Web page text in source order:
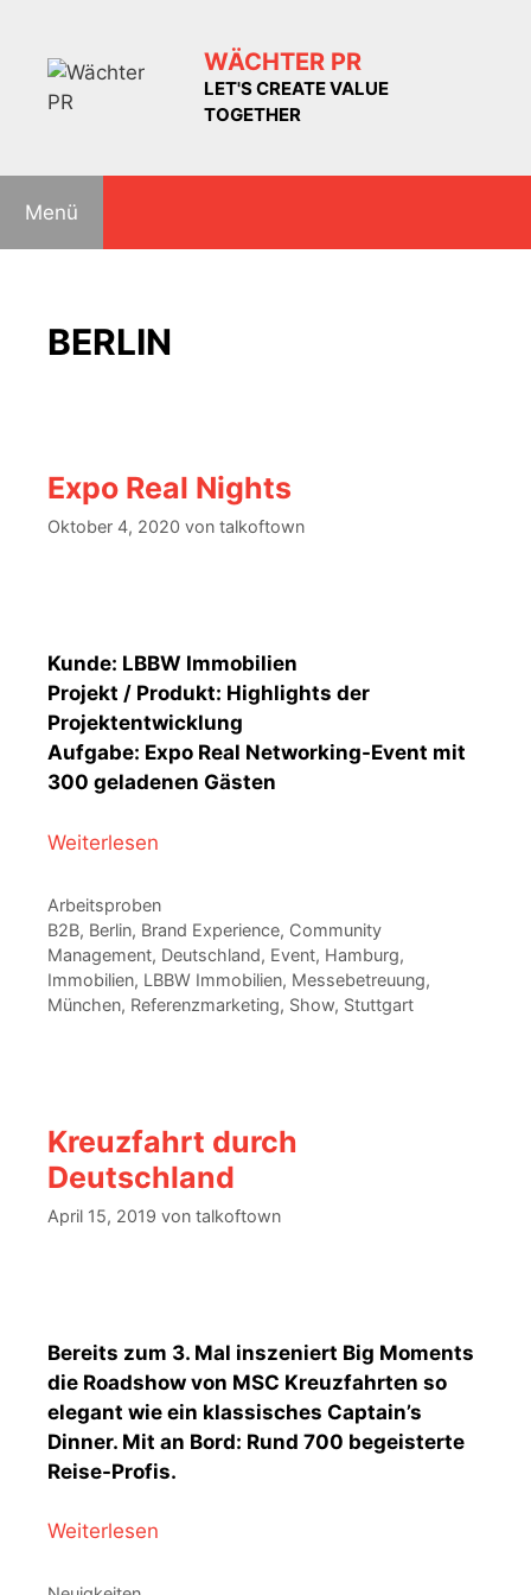
springen
WÄCHTER PR
LET'S CREATE VALUE
TOGETHER
Menü
BERLIN
Expo Real Nights
Oktober 4, 2020 von talkoftown
Kunde: LBBW Immobilien
Projekt / Produkt: Highlights der
Projektentwicklung
Aufgabe: Expo Real Networking-Event mit
300 geladenen Gästen
Weiterlesen
Kategorien
Arbeitsproben
Schlagwörter
B2B, Berlin, Brand Experience, Community
Management, Deutschland, Event, Hamburg,
Immobilien, LBBW Immobilien, Messebetreuung,
München, Referenzmarketing, Show, Stuttgart
Kreuzfahrt durch
Deutschland
April 15, 2019 von talkoftown
Bereits zum 3. Mal inszeniert Big Moments
die Roadshow von MSC Kreuzfahrten so
elegant wie ein klassisches Captain’s
Dinner. Mit an Bord: Rund 700 begeisterte
Reise-Profis.
Weiterlesen